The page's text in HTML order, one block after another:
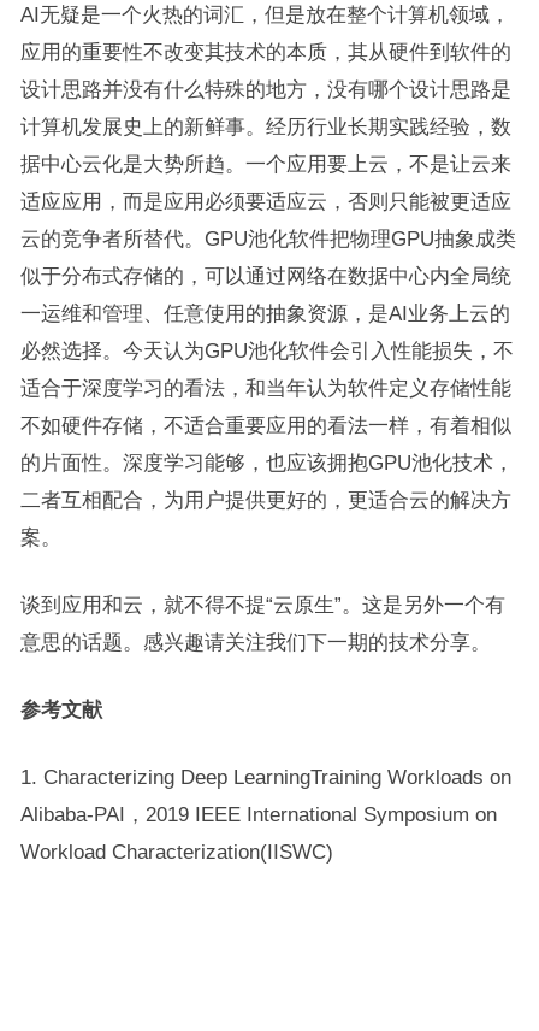
AI无疑是一个火热的词汇，但是放在整个计算机领域，
应用的重要性不改变其技术的本质，其从硬件到软件的
设计思路并没有什么特殊的地方，没有哪个设计思路是
计算机发展史上的新鲜事。经历行业长期实践经验，数
据中心云化是大势所趋。一个应用要上云，不是让云来
适应应用，而是应用必须要适应云，否则只能被更适应
云的竞争者所替代。GPU池化软件把物理GPU抽象成类
似于分布式存储的，可以通过网络在数据中心内全局统
一运维和管理、任意使用的抽象资源，是AI业务上云的
必然选择。今天认为GPU池化软件会引入性能损失，不
适合于深度学习的看法，和当年认为软件定义存储性能
不如硬件存储，不适合重要应用的看法一样，有着相似
的片面性。深度学习能够，也应该拥抱GPU池化技术，
二者互相配合，为用户提供更好的，更适合云的解决方
案。
谈到应用和云，就不得不提“云原生”。这是另外一个有
意思的话题。感兴趣请关注我们下一期的技术分享。
参考文献
1. Characterizing Deep LearningTraining Workloads on
Alibaba-PAI，2019 IEEE International Symposium on
Workload Characterization(IISWC)